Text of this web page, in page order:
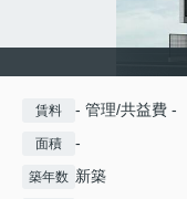
賃料 - 管理/共益費 -
面積 -
築年数 新築